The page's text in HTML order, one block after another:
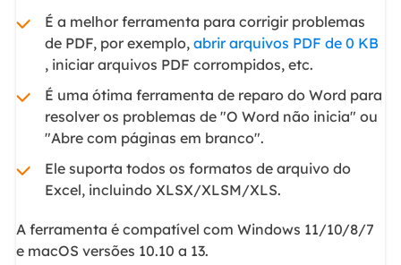
É a melhor ferramenta para corrigir problemas
de PDF, por exemplo, abrir arquivos PDF de 0 KB
, iniciar arquivos PDF corrompidos, etc.
É uma ótima ferramenta de reparo do Word para
resolver os problemas de "O Word não inicia" ou
"Abre com páginas em branco".
Ele suporta todos os formatos de arquivo do
Excel, incluindo XLSX/XLSM/XLS.
A ferramenta é compatível com Windows 11/10/8/7
e macOS versões 10.10 a 13.